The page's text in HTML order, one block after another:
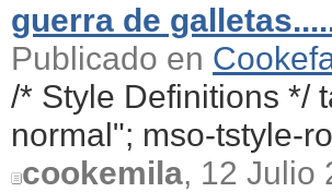
guerra de
Publicado en
/* Style Definitions */
normal"; mso-tstyle-
cookemila, 12 Julio